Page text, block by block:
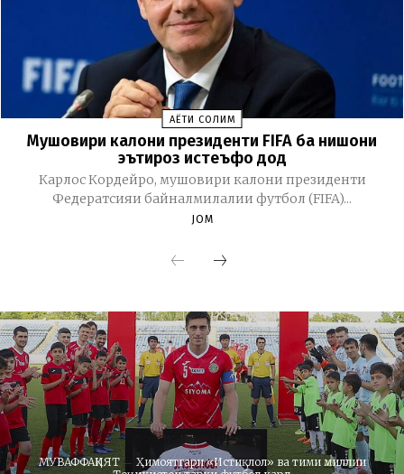
ҲАЁТИ СОЛИМ
Мушовири калони президенти FIFA ба нишони
эътироз истеъфо дод
Карлос Кордейро, мушовири калони президенти
Федератсияи байналмилалии футбол (FIFA)...
JOM